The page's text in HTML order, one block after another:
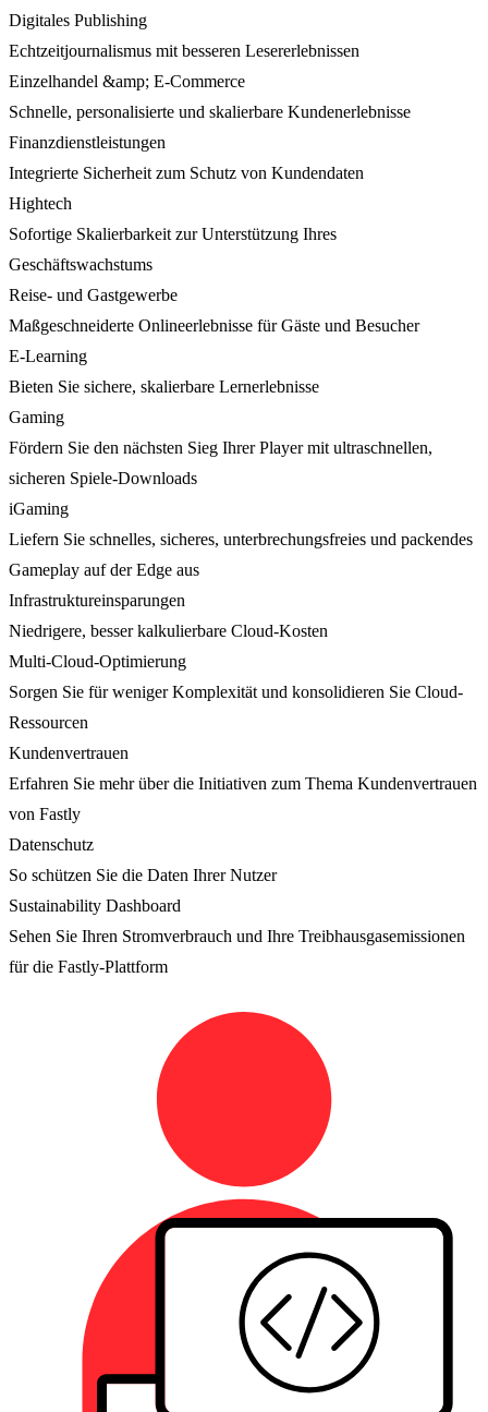
Digitales Publishing
Echtzeitjournalismus mit besseren Lesererlebnissen
Einzelhandel &amp; E-Commerce
Schnelle, personalisierte und skalierbare Kundenerlebnisse
Finanzdienstleistungen
Integrierte Sicherheit zum Schutz von Kundendaten
Hightech
Sofortige Skalierbarkeit zur Unterstützung Ihres
Geschäftswachstums
Reise- und Gastgewerbe
Maßgeschneiderte Onlineerlebnisse für Gäste und Besucher
E-Learning
Bieten Sie sichere, skalierbare Lernerlebnisse
Gaming
Fördern Sie den nächsten Sieg Ihrer Player mit ultraschnellen,
sicheren Spiele-Downloads
iGaming
Liefern Sie schnelles, sicheres, unterbrechungsfreies und packendes
Gameplay auf der Edge aus
Infrastruktureinsparungen
Niedrigere, besser kalkulierbare Cloud-Kosten
Multi-Cloud-Optimierung
Sorgen Sie für weniger Komplexität und konsolidieren Sie Cloud-
Ressourcen
Kundenvertrauen
Erfahren Sie mehr über die Initiativen zum Thema Kundenvertrauen
von Fastly
Datenschutz
So schützen Sie die Daten Ihrer Nutzer
Sustainability Dashboard
Sehen Sie Ihren Stromverbrauch und Ihre Treibhausgasemissionen
für die Fastly-Plattform